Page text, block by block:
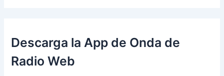
Descarga la App de Onda de
Radio Web